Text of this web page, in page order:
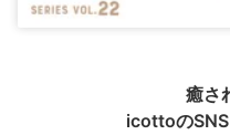
癒さ
icottoのSNS